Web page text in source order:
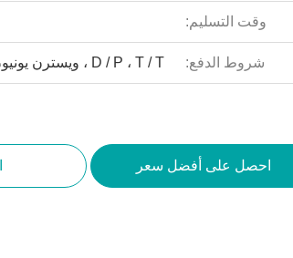
وقت التسليم:
شروط الدفع: D / P ، T / T ، ويسترن يونيون ، موني جرام ،
احصل على أفضل سعر